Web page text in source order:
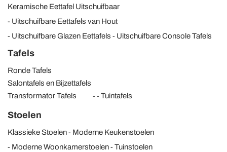
Keramische Eettafel Uitschuifbaar
Uitschuifbare Eettafels van Hout
Uitschuifbare Glazen Eettafels
Uitschuifbare Console Tafels
Tafels
Ronde Tafels
Salontafels en Bijzettafels
Transformator Tafels
Tuintafels
Stoelen
Klassieke Stoelen
Moderne Keukenstoelen
Moderne Woonkamerstoelen
Tuinstoelen